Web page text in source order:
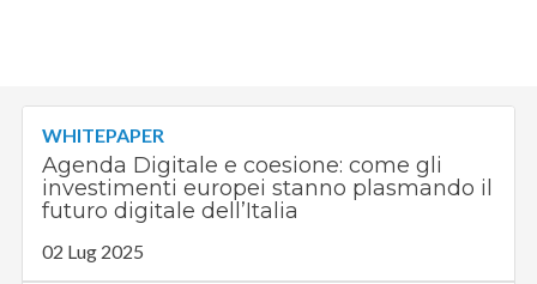
WHITEPAPER
Agenda Digitale e coesione: come gli
investimenti europei stanno plasmando il
futuro digitale dell’Italia
02 Lug 2025